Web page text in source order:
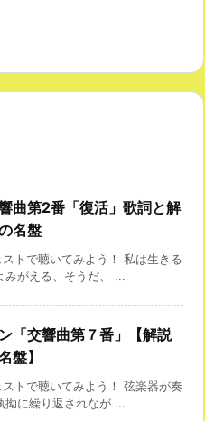
曲第2番「復活」歌詞と解
名盤
ストで聴いてみよう！ 私は生きる
みがえる、そうだ、 ...
「交響曲第７番」【解説
盤】
ストで聴いてみよう！ 弦楽器が奏
拗に繰り返されなが ...